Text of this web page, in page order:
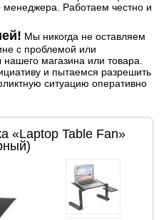
менеджера. Работаем честно и
Мы никогда не оставляем
с проблемой или
магазина или товара.
и пытаемся разрешить
ситуацию оперативно
«Laptop Table Fan»